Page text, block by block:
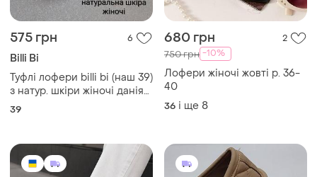
575 грн 6
Billi Bi
Туфлі лофери billi bi (наш 39)
з натур. шкіри жіночі данія/
іспанія/португалія ручна
39
680 грн 2
750 грн -10%
Лофери жіночі жовті р. 36-
40
36 і ще 8